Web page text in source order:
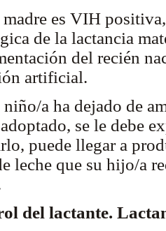
es VIH positiva,
de la lactancia
del recién
artificial.
a ha dejado de
se le debe
puede llegar a
leche que su hijo/a
del lactante.